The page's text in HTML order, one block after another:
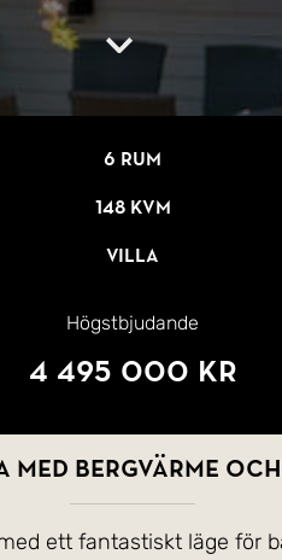
6 rum
148 kvm
Villa
Högstbjudande
4 495 000 kr
med bergvärme
familjevilla med ett fantastiskt